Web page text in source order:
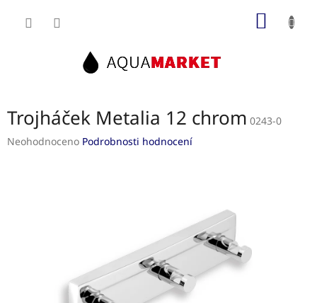
Trojháček Metalia 12 chrom 0243-0
Průměrné
Neohodnoceno Podrobnosti hodnocení